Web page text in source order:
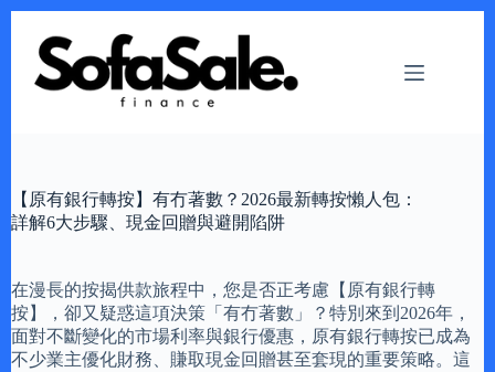
content
【原有銀行轉按】有冇著數？2026最新轉按懶人包：
詳解6大步驟、現金回贈與避開陷阱
在漫長的按揭供款旅程中，您是否正考慮【原有銀行轉
按】，卻又疑惑這項決策「有冇著數」？特別來到2026年，
面對不斷變化的市場利率與銀行優惠，原有銀行轉按已成為
不少業主優化財務、賺取現金回贈甚至套現的重要策略。這